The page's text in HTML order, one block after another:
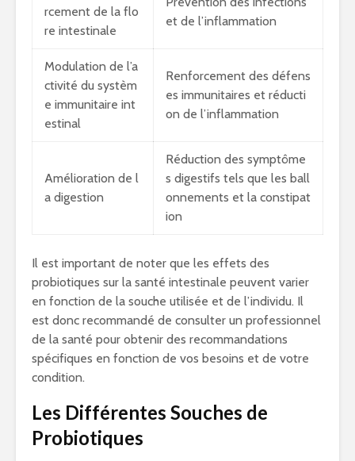
rcement de la flo
re intestinale
et de l’inflammation
Modulation de l’a
ctivité du systèm
e immunitaire int
estinal
Renforcement des défens
es immunitaires et réducti
on de l’inflammation
Amélioration de l
a digestion
Réduction des symptôme
s digestifs tels que les ball
onnements et la constipat
ion
Il est important de noter que les effets des
probiotiques sur la santé intestinale peuvent varier
en fonction de la souche utilisée et de l’individu. Il
est donc recommandé de consulter un professionnel
de la santé pour obtenir des recommandations
spécifiques en fonction de vos besoins et de votre
condition.
Les Différentes Souches de
Probiotiques